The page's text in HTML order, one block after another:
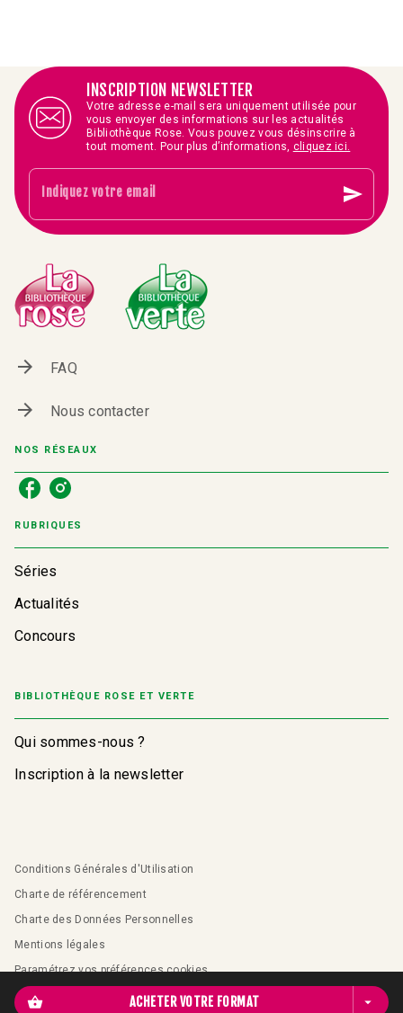
shopping_basket ACHETER VOTRE FORMAT arrow_drop_down
INSCRIPTION NEWSLETTER
Votre adresse e-mail sera uniquement utilisée pour
vous envoyer des informations sur les actualités
Bibliothèque Rose. Vous pouvez vous désinscrire à
tout moment. Pour plus d’informations, cliquez ici.
Indiquez votre email send
arrow_forward FAQ
arrow_forward Nous contacter
NOS RÉSEAUX
RUBRIQUES
Séries
Actualités
Concours
BIBLIOTHÈQUE ROSE ET VERTE
Qui sommes-nous ?
Inscription à la newsletter
Conditions Générales d'Utilisation
Charte de référencement
Charte des Données Personnelles
Mentions légales
Paramétrez vos préférences cookies